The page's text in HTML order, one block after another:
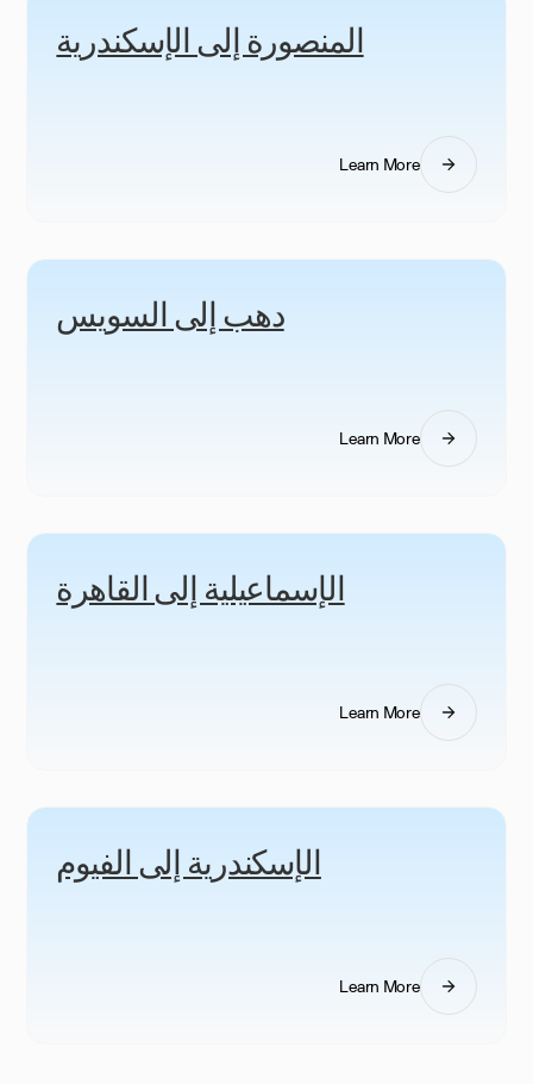
المنصورة إلى الإسكندرية
Learn More
دهب إلى السويس
Learn More
الإسماعيلية إلى القاهرة
Learn More
الإسكندرية إلى الفيوم
Learn More